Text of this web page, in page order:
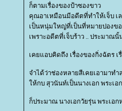
ก็ตามเรื่องของป้าซองขาว
คุณอาเหมือนมีอดีตที่ทำให้เจ็บ เ
เป็นหนุ่มใหญ่ที่เป็นที่หมายปองขอ
เพราะอดีตที่เจ็บร้าว .. ประมาณนั้
เคยแอบคิดถึง เรื่องของกิ่งฉัตร เ
จำได้ว่าช่องหลายสีเคยเอามาทำ
ห้กบ สุวนันท์เป็นนางเอก พระเอ
ก็ประมาณ นางเอกวัยรุ่น พระเอ